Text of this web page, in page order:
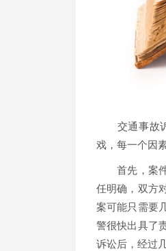
交通事故诉
戏，每一个因
首先，案件
任明确，双方
案可能只需要
警很快出具了
诉讼后，经过